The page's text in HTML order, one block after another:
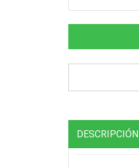
DESCRIPCIÓN